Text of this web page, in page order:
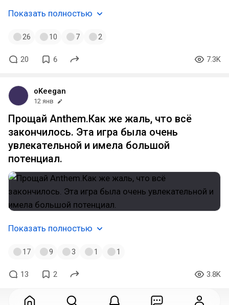
Показать полностью
26 10 7 2
20 6 7.3K
oKeegan
12 янв
Прощай Anthem.Как же жаль, что всё
закончилось. Эта игра была очень
увлекательной и имела большой
потенциал.
Показать полностью
17 9 3 1 1
13 2 3.8K